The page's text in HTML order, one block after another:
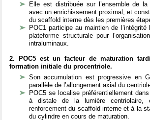
Elle est distribuée sur l’ensemble de
avec un enrichissement proximal, et
du scaffold interne dès les premières
POC1 participe au maintien de
plateforme structurale pour
intraluminaux.
2. POC5 est un facteur de maturation
formation initiale du procentriole.
Son accumulation est progressive en
parallèle de l’allongement axial du
POC5 se localise préférentiellement
à distale de la lumière centriolaire,
renforcement du scaffold interne et à la
du cylindre en cours de maturation.